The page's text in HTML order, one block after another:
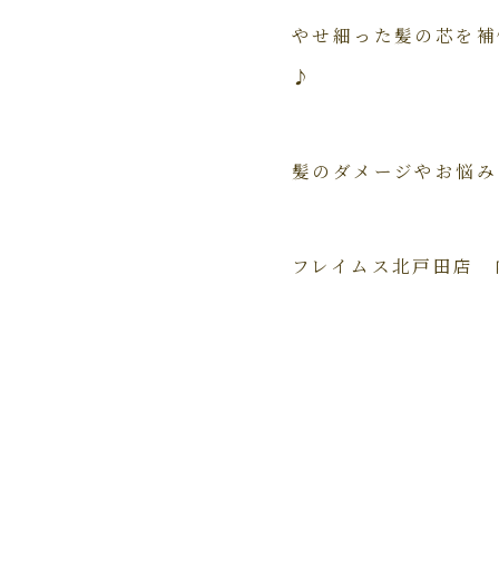
やせ細った髪の芯を
♪
髪のダメージやお悩
フレイムス北戸田店